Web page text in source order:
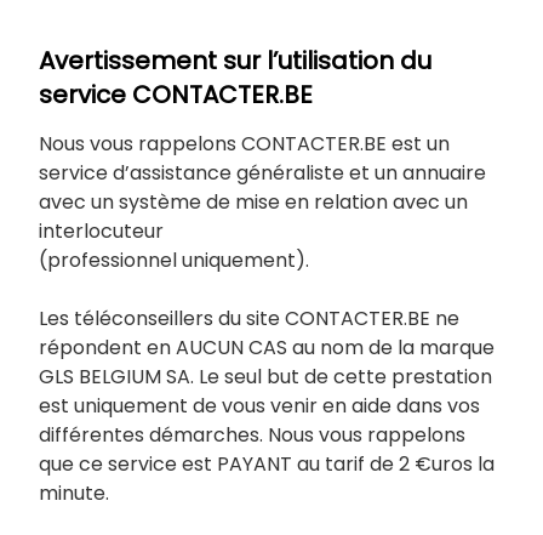
Avertissement sur l’utilisation du
service CONTACTER.BE
Nous vous rappelons CONTACTER.BE est un
service d’assistance généraliste et un annuaire
avec un système de mise en relation avec un
interlocuteur
(professionnel uniquement).
Les téléconseillers du site CONTACTER.BE ne
répondent en AUCUN CAS au nom de la marque
GLS BELGIUM SA. Le seul but de cette prestation
est uniquement de vous venir en aide dans vos
différentes démarches. Nous vous rappelons
que ce service est PAYANT au tarif de 2 €uros la
minute.